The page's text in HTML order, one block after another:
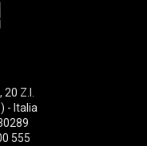
20 Z.I.
- Italia
555